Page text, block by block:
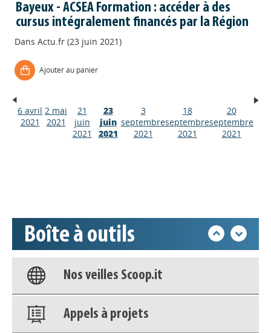
Bayeux - ACSEA Formation : accéder à des
cursus intégralement financés par la Région
DansActu.fr (23 juin 2021)
Ajouter au panier
6 avril
2021
2 mai
2021
21
juin
2021
23
juin
2021
3
septembre
2021
18
septembre
2021
20
septembre
2021
Boîte à outils
Appels à projets
Base documentaire
Nos veilles Scoop.it
Appels à projets